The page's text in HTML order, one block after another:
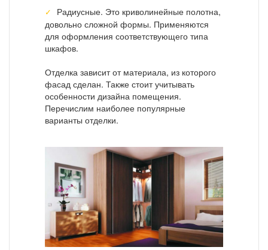
Радиусные. Это криволинейные полотна,
довольно сложной формы. Применяются
для оформления соответствующего типа
шкафов.
Отделка зависит от материала, из которого
фасад сделан. Также стоит учитывать
особенности дизайна помещения.
Перечислим наиболее популярные
варианты отделки.